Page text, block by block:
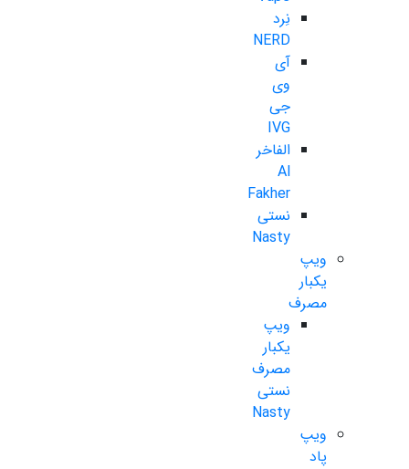
نِرد
NERD
آی
وی
جی
IVG
الفاخر
Al
Fakher
نستی
Nasty
ویپ
یکبار
مصرف
ویپ
یکبار
مصرف
نستی
Nasty
ویپ
پاد